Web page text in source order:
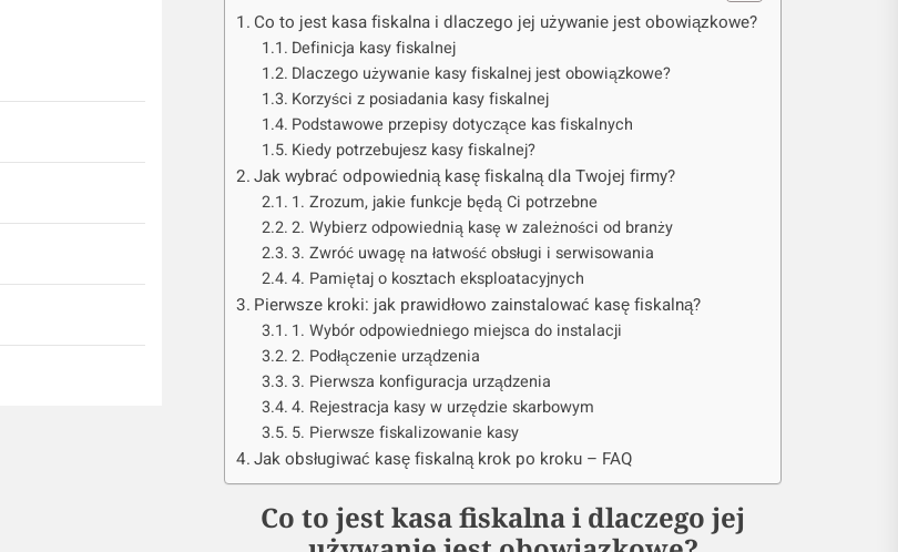
Co to jest kasa fiskalna i dlaczego jej używanie jest obowiązkowe?
Definicja kasy fiskalnej
Dlaczego używanie kasy fiskalnej jest obowiązkowe?
Korzyści z posiadania kasy fiskalnej
Podstawowe przepisy dotyczące kas fiskalnych
Kiedy potrzebujesz kasy fiskalnej?
Jak wybrać odpowiednią kasę fiskalną dla Twojej firmy?
1. Zrozum, jakie funkcje będą Ci potrzebne
2. Wybierz odpowiednią kasę w zależności od branży
3. Zwróć uwagę na łatwość obsługi i serwisowania
4. Pamiętaj o kosztach eksploatacyjnych
Pierwsze kroki: jak prawidłowo zainstalować kasę fiskalną?
1. Wybór odpowiedniego miejsca do instalacji
2. Podłączenie urządzenia
3. Pierwsza konfiguracja urządzenia
4. Rejestracja kasy w urzędzie skarbowym
5. Pierwsze fiskalizowanie kasy
Jak obsługiwać kasę fiskalną krok po kroku – FAQ
Co to jest kasa fiskalna i dlaczego jej